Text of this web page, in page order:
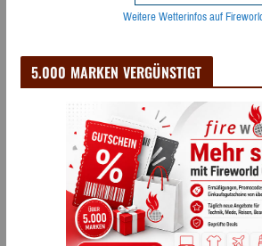
Weitere Wetterinfos auf
5.000 MARKEN VERGÜNSTIGT